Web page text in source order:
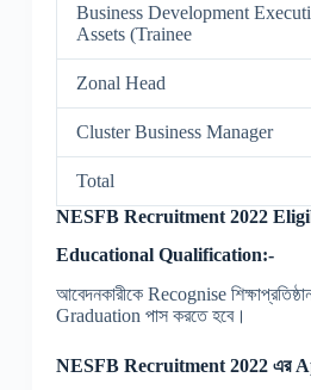
Business Development
Assets (Trainee
Zonal Head
Cluster Business Manager
Total
NESFB Recruitment 2022
Educational Qualification:-
আবেদনকারীকে Recognise
Graduation পাস করতে হবে।
NESFB Recruitment 2022 এর